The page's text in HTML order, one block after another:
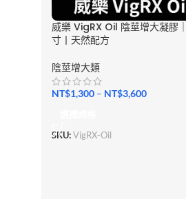
威樂 VigRX Oil 陰莖增大凝膠
寸丨天然配方
陰莖增大類
NT$1,300 – NT$3,600
SKU:VigRX-Oil